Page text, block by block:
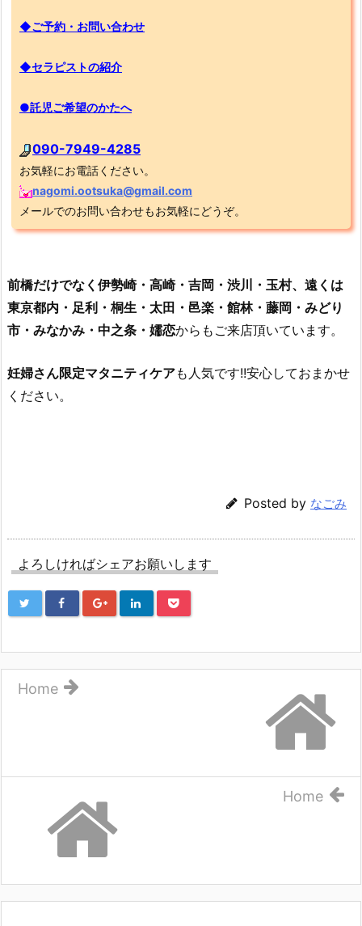
◆ご予約・お問い合わせ
◆セラピストの紹介
●託児ご希望のかたへ
090-7949-4285
お気軽にお電話ください。
nagomi.ootsuka@gmail.com
メールでのお問い合わせもお気軽にどうぞ。
前橋だけでなく伊勢崎・高崎・吉岡・渋川・玉村、遠くは
東京都内・足利・桐生・太田・邑楽・館林・藤岡・みどり
市・みなかみ・中之条・嬬恋からもご来店頂いています。
妊婦さん限定マタニティケアも人気です!!安心しておまかせ
ください。
Posted by なごみ
よろしければシェアお願いします
Home
Home